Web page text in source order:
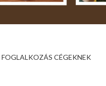
FOGLALKOZÁS CÉGEKNEK